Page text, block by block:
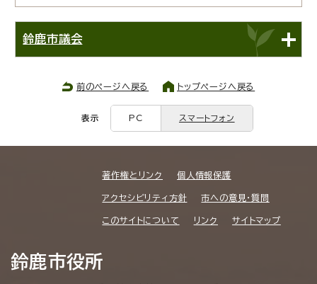
鈴鹿市議会
前のページへ戻る トップページへ戻る
表示 PC スマートフォン
著作権とリンク 個人情報保護
アクセシビリティ方針 市への意見・質問
このサイトについて リンク サイトマップ
鈴鹿市役所